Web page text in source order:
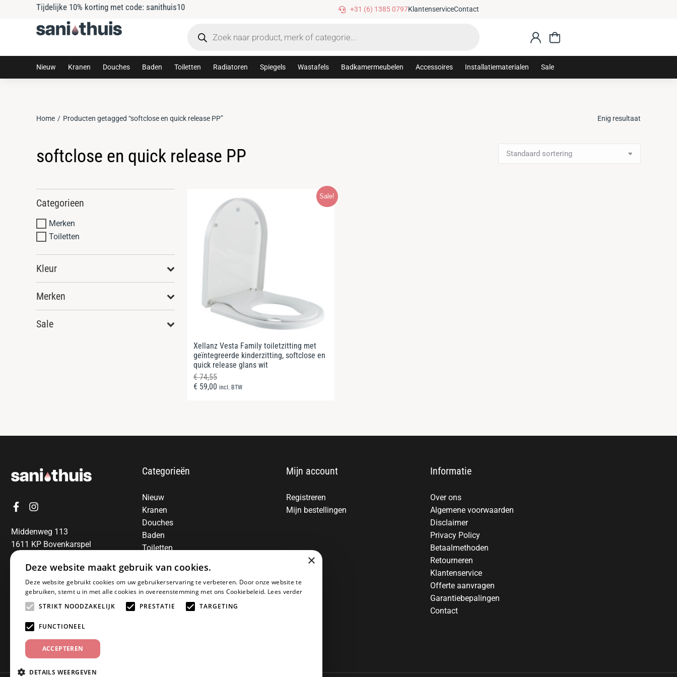
Tijdelijke 10% korting met code: sanithuis10 Gratis verzending vanaf €75,-
+31 (6) 1385 0797KlantenserviceContact
Nieuw Kranen Douches Baden Toiletten Radiatoren Spiegels Wastafels Badkamermeubelen Accessoires Installatiematerialen Sale
Je bent hier:
Home Producten getagged “softclose en quick release PP” Enig resultaat
softclose en quick release PP
Categorieen
Merken
Toiletten
Kleur
Merken
Sale
Sale!
Xellanz Vesta Family toiletzitting met
geïntegreerde kinderzitting, softclose en
quick release glans wit
€74,55
€ 59,00 incl. BTW
Middenweg 113
1611 KP Bovenkarspel
06-13850797
Categorieën
Nieuw
Kranen
Douches
Baden
Toiletten
Spiegels
Wastafels
Badkamermeubelen
Accessoires
Mijn account
Registreren
Mijn bestellingen
Informatie
Over ons
Algemene voorwaarden
Disclaimer
Privacy Policy
Betaalmethoden
Retourneren
Klantenservice
Offerte aanvragen
Garantiebepalingen
Contact
×
Deze website maakt gebruik van cookies.
Deze website gebruikt cookies om uw gebruikerservaring te verbeteren. Door onze website te
gebruiken, stemt u in met alle cookies in overeenstemming met ons Cookiebeleid. Lees verder
STRIKT NOODZAKELIJK
PRESTATIE TARGETING
FUNCTIONEEL
ACCEPTEREN
DETAILS WEERGEVEN